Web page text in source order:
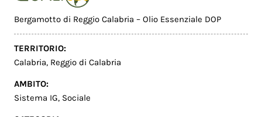
Bergamotto di Reggio Calabria – Olio Essenziale DOP
TERRITORIO:
Calabria, Reggio di Calabria
AMBITO:
Sistema IG, Sociale